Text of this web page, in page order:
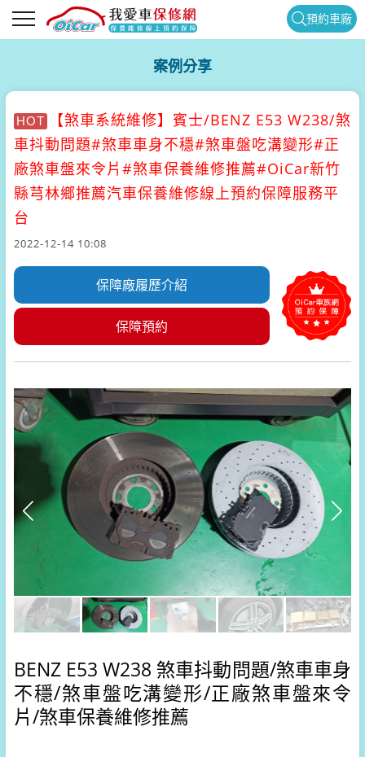
預約車廠
案例分享
HOT 【煞車系統維修】 賓士/BENZ E53 W238/煞
車抖動問題#煞車車身不穩#煞車盤吃溝變形#正
廠煞車盤來令片#煞車保養維修推薦#OiCar新竹
縣芎林鄉推薦汽車保養維修線上預約保障服務平
台
2022-12-14 10:08
保障廠履歷介紹
保障預約
BENZ E53 W238 煞車抖動問題/煞車車身
不穩/煞車盤吃溝變形/正廠煞車盤來令
片/煞車保養維修推薦